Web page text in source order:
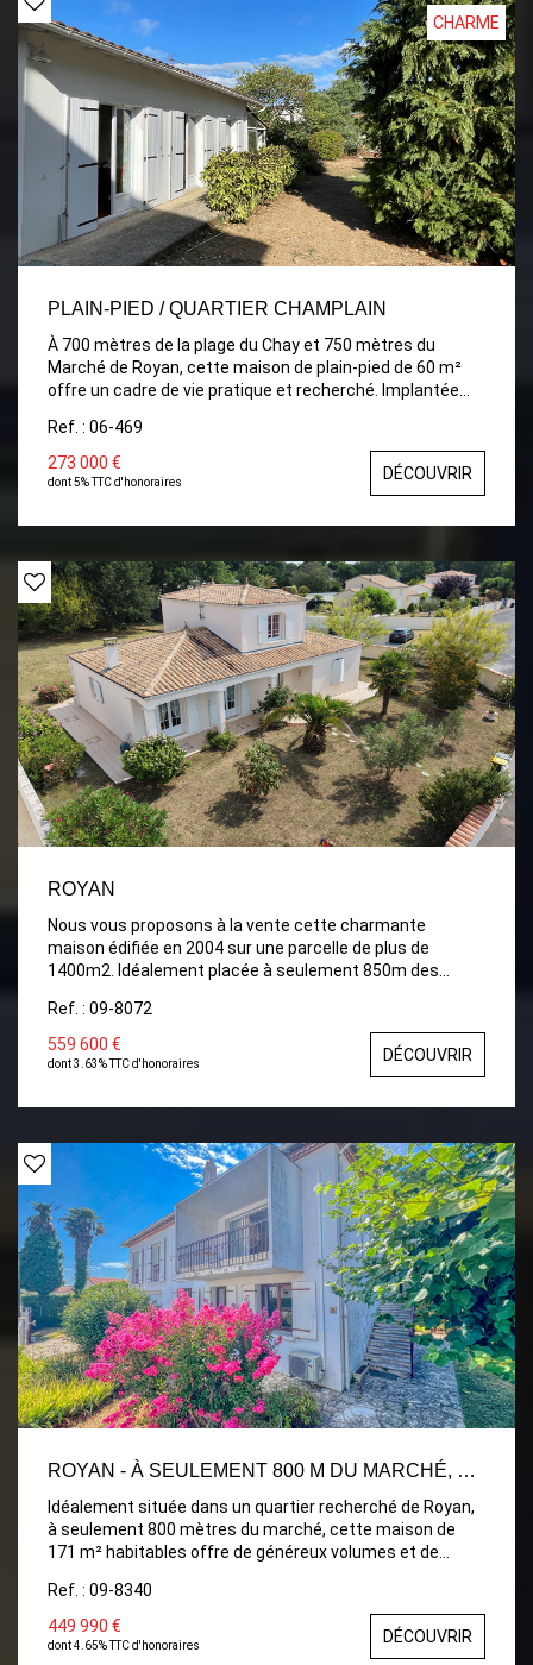
cuisine ouverte, donnant accès à une agréable terrasse,
trois chambres, une salle de bains et un WC indépendant.
Des travaux de modernisation permettront de révéler
tout le charme et les volumes de cette maison.
CHARME
PLAIN-PIED / QUARTIER CHAMPLAIN
À 700 mètres de la plage du Chay et 750 mètres du
Marché de Royan, cette maison de plain-pied de 60 m²
offre un cadre de vie pratique et recherché. Implantée
potentiel après rafraîchissement. L'entrée se fait par une
véranda lumineuse, menant à une cuisine avec pièce
attenante. Un dégagement dessert ensuite deux
chambres, une salle d'eau et un WC. Chauffage
électrique.
Ref. : 06-469
273 000 €
dont 5% TTC d'honoraires DÉCOUVRIR
ROYAN
Nous vous proposons à la vente cette charmante
maison édifiée en 2004 sur une parcelle de plus de
1400m2. Idéalement placée à seulement 850m des
fromagerie, épicerie fine...) La maison développe une
superficie habitable de 125m2, comprenant un hall
d'entrée avec placard, une grande pièce de vie lumineuse
et traversante, une cuisine entièrement aménagée, un
cellier, deux chambres, une salle de bains, et un premier
bureau pouvant servir de quatrième chambre, et une
salle d'eau avec wc. Attenant un garage de 23m2 avec
une porte motorisée. Grand jardin clos, intime et
paysagé. Chauffage au sol alimenté par une pompe à
chaleur récente couplée à la production d'eau chaude.
Ref. : 09-8072
559 600 €
dont 3.63% TTC d'honoraires DÉCOUVRIR
ROYAN - À SEULEMENT 800 M DU MARCHÉ, SPACIEUSE MAISON FAMILIALE DE 171 M²
Idéalement située dans un quartier recherché de Royan,
à seulement 800 mètres du marché, cette maison de
171 m² habitables offre de généreux volumes et de
une grande famille, une résidence secondaire ou un
projet d'accueil. À l'étage, vous découvrirez une entrée
desservant une agréable et lumineuse pièce de vie
Ref. : 09-8340
449 990 €
dont 4.65% TTC d'honoraires DÉCOUVRIR